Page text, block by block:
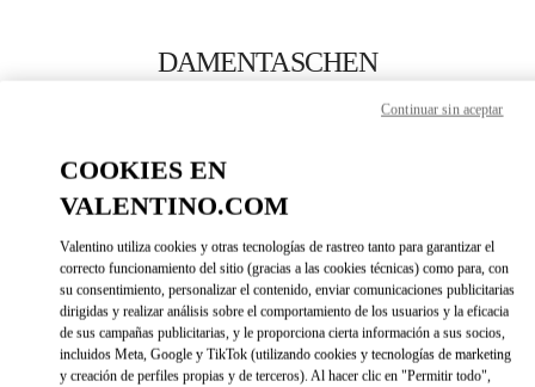
DAMENTASCHEN
JETZT ANRUFEN
MEHR DETAILS
DIRECCIONESLINK OPENS IN
COOKIES EN
VALENTINO.COM
Valentino utiliza cookies y otras tecnologías de rastreo tanto para garantizar el
correcto funcionamiento del sitio (gracias a las cookies técnicas) como para, con
su consentimiento, personalizar el contenido, enviar comunicaciones publicitarias
dirigidas y realizar análisis sobre el comportamiento de los usuarios y la eficacia
de sus campañas publicitarias, y le proporciona cierta información a sus socios,
incluidos Meta, Google y TikTok (utilizando cookies y tecnologías de marketing
y creación de perfiles propias y de terceros). Al hacer clic en "Permitir todo",
Continuar sin aceptar